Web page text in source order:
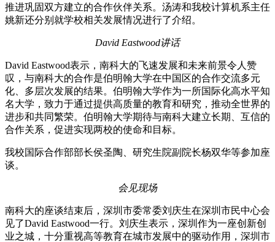
推进巩固双方建立的合作伙伴关系。汤涛和我校计算机系主任
姚新还分别就学校相关发展情况进行了介绍。
David Eastwood讲话
David Eastwood表示，南科大的飞速发展和未来前景令人赞
叹，与南科大的合作是伯明翰大学在中国区的合作交流多元
化、多层次发展的结果。伯明翰大学作为一所国际化高水平知
名大学，致力于通过提供高质量的教育和研究，推动全世界的
进步和共同繁荣。伯明翰大学期待与南科大建立长期、互信的
合作关系，促进实现两校的使命和目标。
我校国际合作部部长侯圣陶、研究生院副院长杨双华等参加座
谈。
会见现场
南科大的座谈结束后，深圳市委常委刘庆生在深圳市民中心会
见了David Eastwood一行。刘庆生表示，深圳作为一座创新创
业之城，十分重视高等教育在城市发展中的驱动作用，深圳市